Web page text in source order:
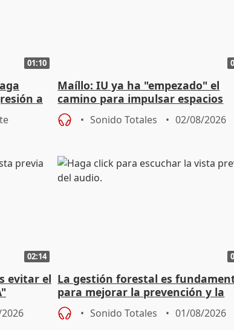
01:10
a
Maíllo: IU ya ha "empezado" el
camino para impulsar espacios
unitarios para las municipales
Sonido Totales 02/08/2026
02:14
evitar el La gestión forestal es
para mejorar la prevención y la
actuación frente a incendios
Sonido Totales 01/08/2026